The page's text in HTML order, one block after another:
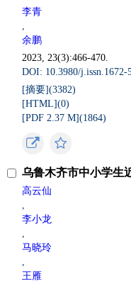
李青
,
余鹏
2023, 23(3):466-470.
DOI: 10.3980/j.issn.1672-
[摘要](3382)
[HTML](0)
[PDF 2.37 M](1864)
乌鲁木齐市中小学生
高云仙
,
李小龙
,
马晓玲
,
王雁